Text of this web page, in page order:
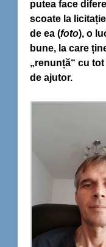
putea face
scoate la
de ea (foto), o
bune, la care
„renunță“ cu
de ajutor.